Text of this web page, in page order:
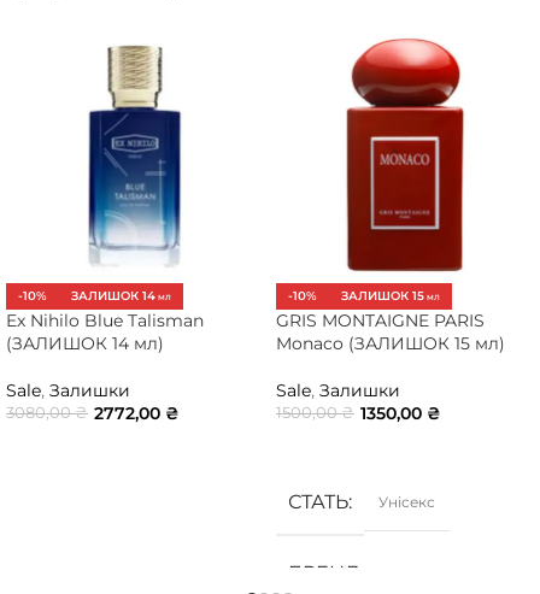
-10% ЗАЛИШОК 14 МЛ
Ex Nihilo Blue Talisman
(ЗАЛИШОК 14 мл)
Sale, Залишки
3080,00₴ 2772,00 ₴
-10% ЗАЛИШОК 15 МЛ
GRIS MONTAIGNE PARIS
Monaco (ЗАЛИШОК 15 мл)
Sale, Залишки
1500,00₴ 1350,00 ₴
СТАТЬ Унісекс
БРЕНД